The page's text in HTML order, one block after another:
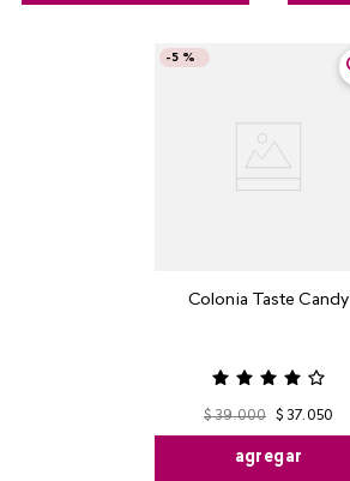
Colonia Taste Candy
-5 %
$ 39.000 $ 37.050
agregar